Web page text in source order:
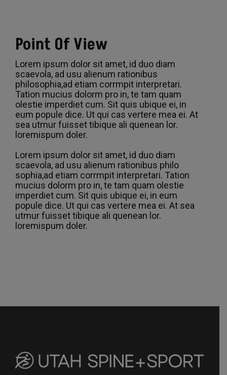
Point Of View
Lorem ipsum dolor sit amet, id duo diam
scaevola, ad usu alienum rationibus
philosophia,ad etiam corrmpit interpretari.
Tation mucius dolorm pro in, te tam quam
olestie imperdiet cum. Sit quis ubique ei, in
eum popule dice. Ut qui cas vertere mea ei. At
sea utmur fuisset tibique ali quenean lor.
loremispum doler.
Lorem ipsum dolor sit amet, id duo diam
scaevola, ad usu alienum rationibus philo
sophia,ad etiam corrmpit interpretari. Tation
mucius dolorm pro in, te tam quam olestie
imperdiet cum. Sit quis ubique ei, in eum
popule dice. Ut qui cas vertere mea ei. At sea
utmur fuisset tibique ali quenean lor.
loremispum doler.